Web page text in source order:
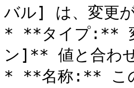
バル] は、変更
* **タイプ:** 変
ン]** 値と合わ
* **名称:** この